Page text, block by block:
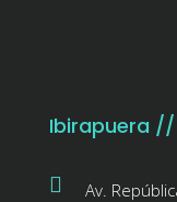
Ibirapuera //
Av.